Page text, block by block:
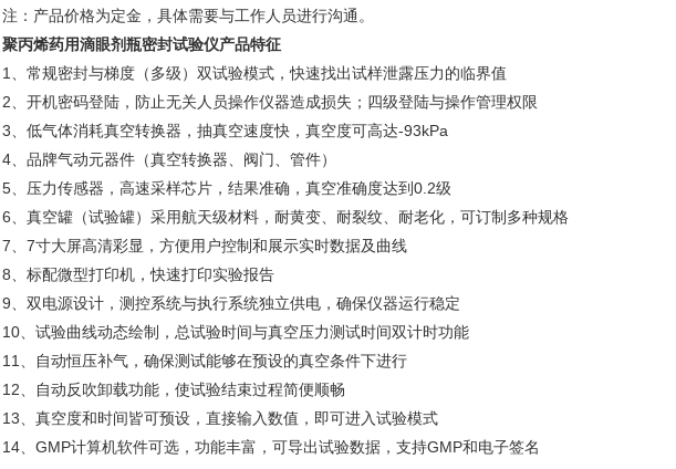
注：产品价格为定金，具体需要与工作人员进行沟通。
聚丙烯药用滴眼剂瓶密封试验仪产品特征
1、常规密封与梯度（多级）双试验模式，快速找出试样泄露压力的临界值
2、开机密码登陆，防止无关人员操作仪器造成损失；四级登陆与操作管理权限
3、低气体消耗真空转换器，抽真空速度快，真空度可高达-93kPa
4、品牌气动元器件（真空转换器、阀门、管件）
5、压力传感器，高速采样芯片，结果准确，真空准确度达到0.2级
6、真空罐（试验罐）采用航天级材料，耐黄变、耐裂纹、耐老化，可订制多种规格
7、7寸大屏高清彩显，方便用户控制和展示实时数据及曲线
8、标配微型打印机，快速打印实验报告
9、双电源设计，测控系统与执行系统独立供电，确保仪器运行稳定
10、试验曲线动态绘制，总试验时间与真空压力测试时间双计时功能
11、自动恒压补气，确保测试能够在预设的真空条件下进行
12、自动反吹卸载功能，使试验结束过程简便顺畅
13、真空度和时间皆可预设，直接输入数值，即可进入试验模式
14、GMP计算机软件可选，功能丰富，可导出试验数据，支持GMP和电子签名